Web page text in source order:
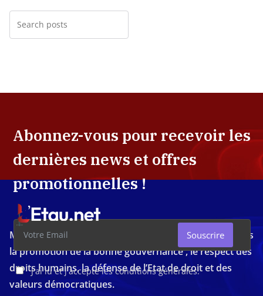
Abonnez-vous pour recevoir les
dernières news et offres
promotionnelles !
J'ai lu et j'accepte les conditions générales.
Souscrire
Média d'investigation ivoirien résolument engagé dans
la promotion de la bonne gouvernance , le respect des
droits humains, la défense de l’Etat de droit et des
valeurs démocratiques.